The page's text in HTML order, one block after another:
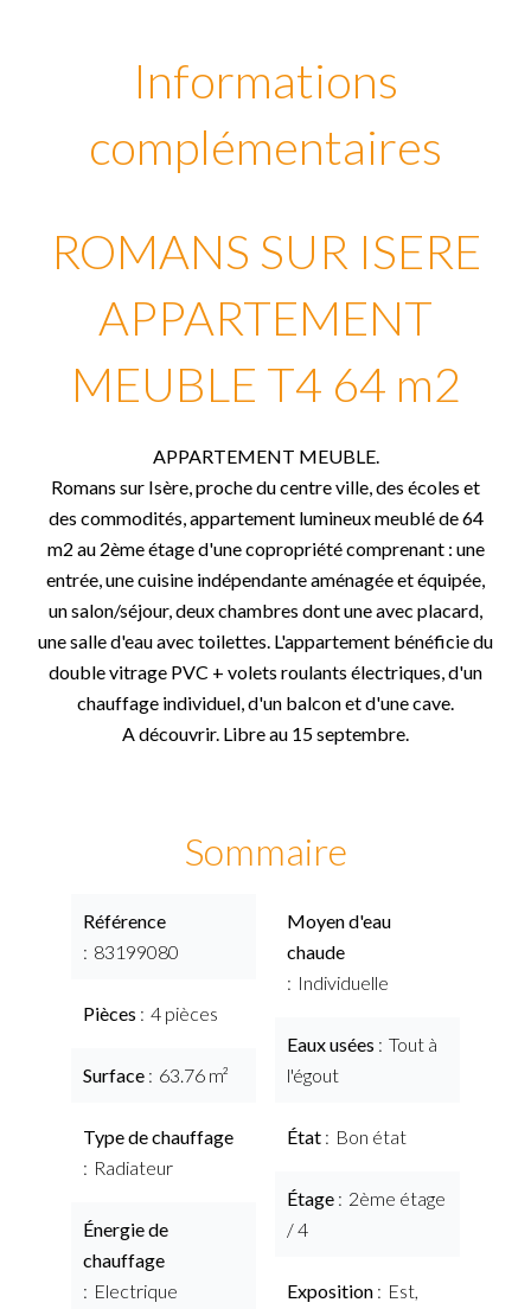
Informations
complémentaires
ROMANS SUR ISERE
APPARTEMENT
MEUBLE T4 64 m2
APPARTEMENT MEUBLE.
Romans sur Isère, proche du centre ville, des écoles et
des commodités, appartement lumineux meublé de 64
m2 au 2ème étage d'une copropriété comprenant : une
entrée, une cuisine indépendante aménagée et équipée,
un salon/séjour, deux chambres dont une avec placard,
une salle d'eau avec toilettes. L'appartement bénéficie du
double vitrage PVC + volets roulants électriques, d'un
chauffage individuel, d'un balcon et d'une cave.
A découvrir. Libre au 15 septembre.
Sommaire
Référence
83199080
Pièces 4 pièces
Surface 63.76 m²
Type de chauffage
Radiateur
Énergie de
chauffage
Electrique
Moyen d'eau
chaude
Individuelle
Eaux usées
Tout à
l'égout
État Bon état
Étage
2ème étage
/ 4
Exposition
Est,